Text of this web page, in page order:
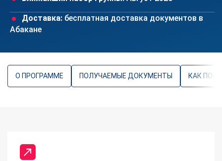
Доставка: бесплатная доставка документов в
Абакане
О ПРОГРАММЕ ПОЛУЧАЕМЫЕ ДОКУМЕНТЫ КАК